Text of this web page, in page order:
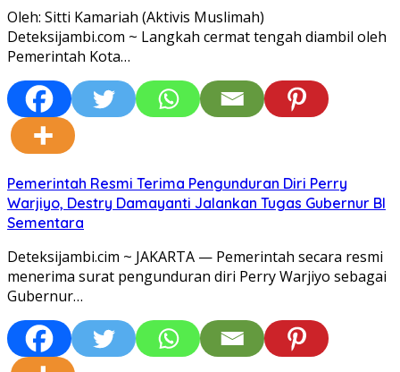
Oleh: Sitti Kamariah (Aktivis Muslimah)
Deteksijambi.com ~ Langkah cermat tengah diambil oleh
Pemerintah Kota…
Pemerintah Resmi Terima Pengunduran Diri Perry
Warjiyo, Destry Damayanti Jalankan Tugas Gubernur BI
Sementara
Deteksijambi.cim ~ JAKARTA — Pemerintah secara resmi
menerima surat pengunduran diri Perry Warjiyo sebagai
Gubernur…